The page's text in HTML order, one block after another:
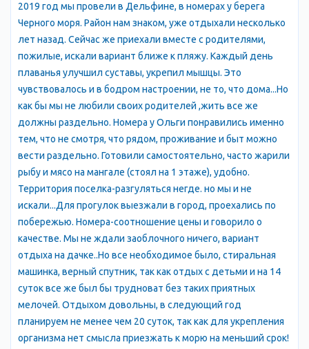
продовольственный магазин, фруктово-овощной ларек,
газетный киоск и киоск по продаже принадлежностей для
купания и загарания. Бесплатная стоянка автомобиля рядом с
эллингом. Предоставляется услуга трансфера. Медсестра.
Эллинги Дельфин подключены к Интернету. БесплатныйWi-
Fi.
Терраса для загорания - это большая ровная площадка над
морем площадью 600 кв. метров, которая примыкает
непосредственно к пляжу и набережной Эллингов Дельфин.
На ней удобно отдыхать на шезлонгах, надувных матрасах,
удобно устанавливать надувные бассейны и зонты. С террасы
по лестницам можно спуститься в море. Перед террасой
находится двухуровневый крытый солярий, каждый этаж
которого составляет 200 м.кв. Со второго этажа солярия
перед Вами откроется великолепный панорамный вид, здесь
можно любоваться рассветами и закатами. Летом 2016 года
второй ярус накрыт тентом.
Купаться будете в чистом море - канализация Эллингов
2019 год мы провели в Дельфине, в номерах у берега
Черного моря. Район нам знаком, уже отдыхали несколько
лет назад. Сейчас же приехали вместе с родителями,
пожилые, искали вариант ближе к пляжу. Каждый день
плаванья улучшил суставы, укрепил мышцы. Это
чувствовалось и в бодром настроении, не то, что дома...Но
как бы мы не любили своих родителей ,жить все же
должны раздельно. Номера у Ольги понравились именно
тем, что не смотря, что рядом, проживание и быт можно
вести раздельно. Готовили самостоятельно, часто жарили
рыбу и мясо на мангале (стоял на 1 этаже), удобно.
Территория поселка-разгуляться негде. но мы и не
искали...Для прогулок выезжали в город, проехались по
побережью. Номера-соотношение цены и говорило о
качестве. Мы не ждали заоблочного ничего, вариант
отдыха на дачке..Но все необходимое было, стиральная
машинка, верный спутник, так как отдых с детьми и на 14
суток все же был бы трудноват без таких приятных
мелочей. Отдыхом довольны, в следующий год
планируем не менее чем 20 суток, так как для укрепления
организма нет смысла приезжать к морю на меньший срок!